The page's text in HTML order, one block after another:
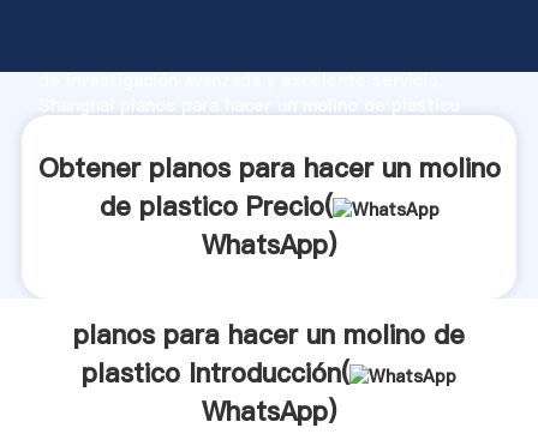
de investigación avanzada y excelente servicio,
clientes.
Obtener planos para hacer un molino
de plastico Precio(
WhatsApp)
planos para hacer un molino de
plastico Introducción(
WhatsApp)